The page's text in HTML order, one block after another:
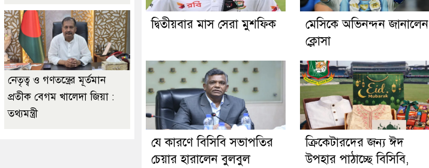
দ্বিতীয়বার মাস সেরা মুশফিক
মেসিকে অভিনন্দন জানালেন
ক্লোসা
যে কারণে বিসিবি সভাপতির
চেয়ার হারালেন বুলবুল
ক্রিকেটারদের জন্য ঈদ
উপহার পাঠাচ্ছে বিসিবি,
নেতৃত্ব ও গণতন্ত্রের মূর্তমান
প্রতীক বেগম খালেদা জিয়া :
তথ্যমন্ত্রী